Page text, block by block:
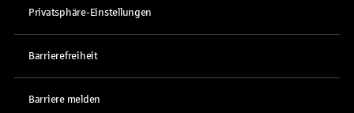
Privatsphäre-Einstellungen
Barrierefreiheit
Barriere melden